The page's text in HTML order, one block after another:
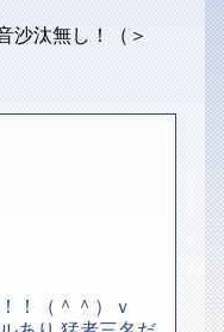
沙汰無し！（＞
！（＾＾）ｖ